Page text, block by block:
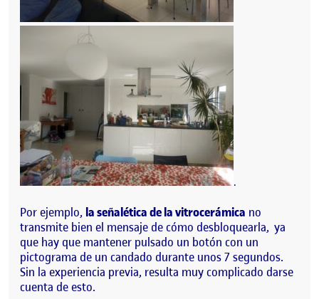
.
Por ejemplo, la señalética de la vitrocerámica no
transmite bien el mensaje de cómo desbloquearla, ya
que hay que mantener pulsado un botón con un
pictograma de un candado durante unos 7 segundos.
Sin la experiencia previa, resulta muy complicado darse
cuenta de esto.